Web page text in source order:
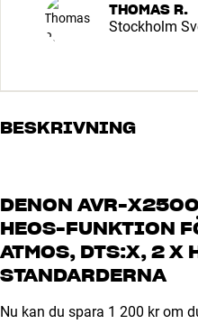
THOMAS R.
Stockholm
BESKRIVNING
DENON AVR-
HEOS-FUNKTION
ATMOS, DTS:X, 2 X
STANDARDERNA
Nu kan du spara 1 200 kr om